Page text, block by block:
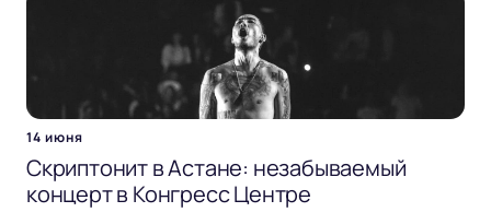
14 июня
Скриптонит в Астане: незабываемый
концерт в Конгресс Центре